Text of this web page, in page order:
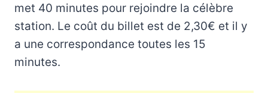
met 40 minutes pour rejoindre la célèbre
station. Le coût du billet est de 2,30€ et il y
a une correspondance toutes les 15
minutes.